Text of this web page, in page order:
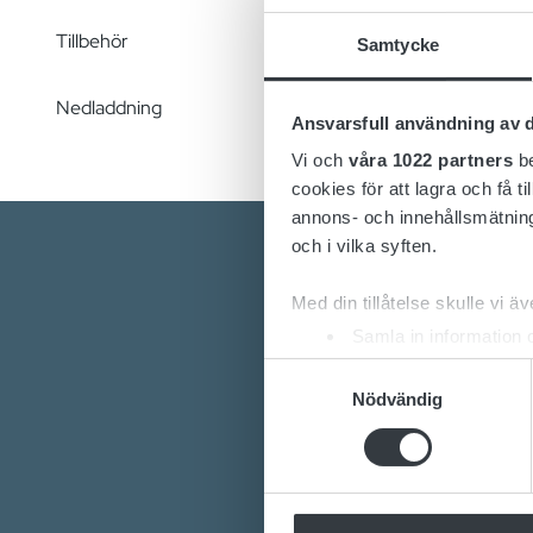
Samtycke
Ansvarsfull användning av
Vi och våra 1022 partners
cookies för att lagra och få
annons- och
och i vilka syften.
Med din tillåtelse skulle vi
Samla in information
Identifiera din enhet
Ta reda på mer om hur
eller dra tillbaka ditt
sociala medier och
Nödvändig
Tillbehör
Nedladdning
Är du
Vill du
Vårt